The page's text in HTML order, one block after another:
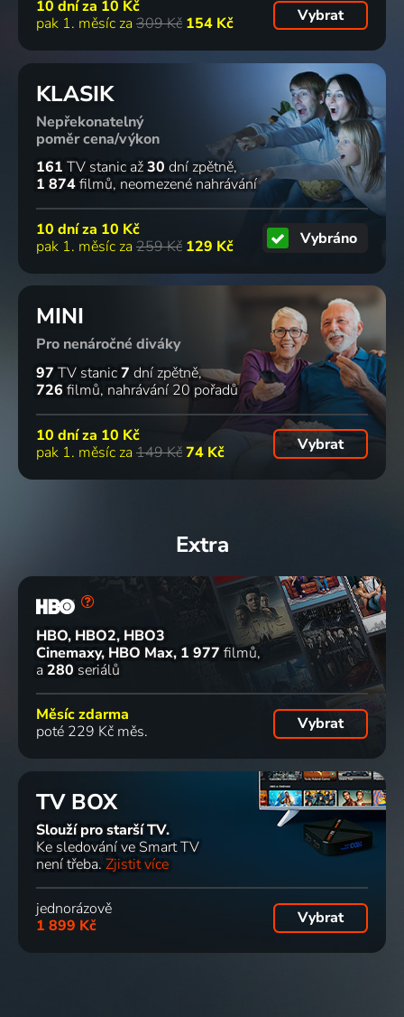
10 dní za 10 Kč
pak 1. měsíc za 309 Kč 154 Kč Vybrat
KLASIK
Nepřekonatelný
poměr cena/výkon
161 TV stanic až30 dní zpětně
1 874filmů neomezené nahrávání
10 dní za 10 Kč
pak 1. měsíc za 259 Kč 129 Kč Vybráno
MINI
Pro nenáročné diváky
97 TV stanic7 dní zpětně
726 filmů nahrávání 20 pořadů
10 dní za 10 Kč
pak 1. měsíc za 149 Kč74 Kč Vybrat
Extra
HBO, HBO2, HBO3
Cinemaxy, HBO Max 1 977 filmů
a 280 seriálů
Měsíc zdarma
poté 229 Kč měs.
Vybrat
TV BOX
Slouží pro starší TV.
Ke sledování ve Smart TV
není třeba. Zjistit více
jednorázově
1 899 Kč
Vybrat